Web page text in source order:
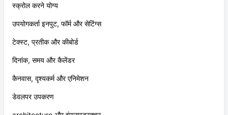
स्क्रोल करने योग्य
उपयोगकर्ता इनपुट, फॉर्म और सेटिंग्स
टेक्स्ट, प्रतीक और कीबोर्ड
दिनांक, समय और कैलेंडर
कैनवास, दृश्यकर्म और एनिमेशन
डेवलपर उपकरण